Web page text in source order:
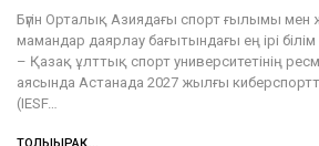
Бүгін Орталық Азиядағы спорт ғылымы мен
мамандар даярлау бағытындағы ең ірі
– Қазақ ұлттық спорт университетінің
аясында Астанада 2027 жылғы
(IESF…
ТОЛЫҒЫРАҚ...